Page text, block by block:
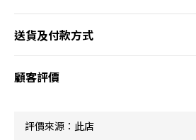
送貨及付款方式
顧客評價